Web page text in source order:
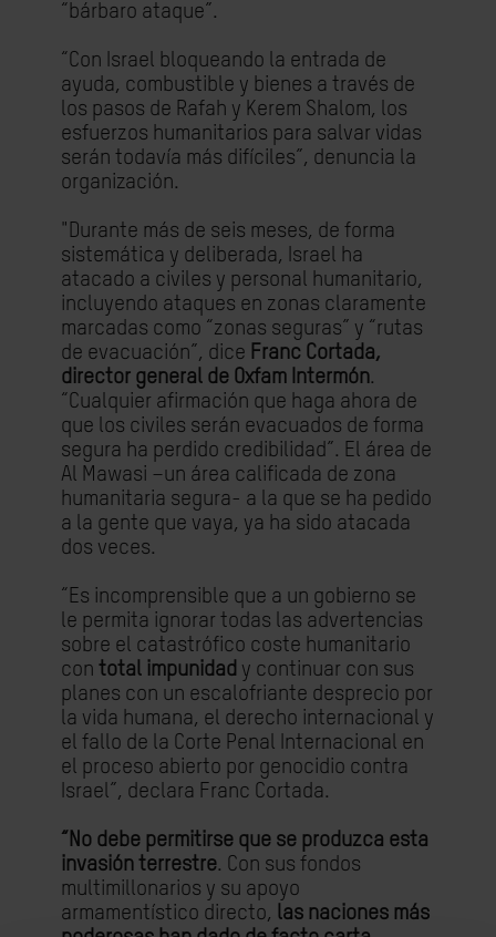
“bárbaro ataque”.
“Con Israel bloqueando la entrada de
ayuda, combustible y bienes a través de
los pasos de Rafah y Kerem Shalom, los
esfuerzos humanitarios para salvar vidas
serán todavía más difíciles”, denuncia la
organización.
"Durante más de seis meses, de forma
sistemática y deliberada, Israel ha
atacado a civiles y personal humanitario,
incluyendo ataques en zonas claramente
marcadas como “zonas seguras” y “rutas
de evacuación”, dice Franc Cortada,
director general de Oxfam Intermón.
“Cualquier afirmación que haga ahora de
que los civiles serán evacuados de forma
segura ha perdido credibilidad”. El área de
Al Mawasi –un área calificada de zona
humanitaria segura- a la que se ha pedido
a la gente que vaya, ya ha sido atacada
dos veces.
“Es incomprensible que a un gobierno se
le permita ignorar todas las advertencias
sobre el catastrófico coste humanitario
con total impunidad y continuar con sus
planes con un escalofriante desprecio por
la vida humana, el derecho internacional y
el fallo de la Corte Penal Internacional en
el proceso abierto por genocidio contra
Israel”, declara Franc Cortada.
“No debe permitirse que se produzca esta
invasión terrestre. Con sus fondos
multimillonarios y su apoyo
armamentístico directo, las naciones más